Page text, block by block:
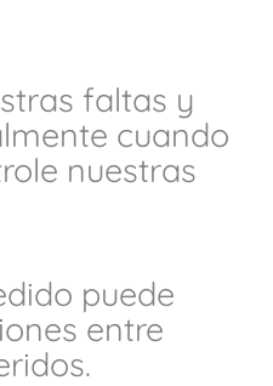
faltas y
cuando
nuestras
puede
entre